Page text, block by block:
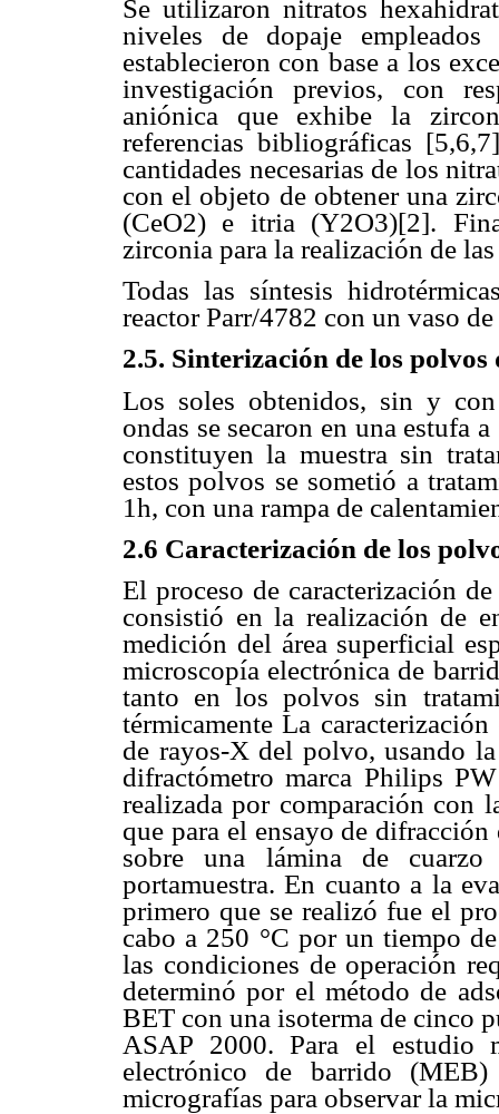
Se utilizaron nitratos
niveles de dopaje
establecieron con base a los
investigación previos, con
aniónica que exhibe la
referencias bibliográficas
cantidades necesarias de los
con el objeto de obtener una
(CeO2) e itria (Y2O3)[2].
zirconia para la realización de
Todas las síntesis
reactor Parr/4782 con un vaso
2.5. Sinterización de los
Los soles obtenidos, sin y
ondas se secaron en una estufa
constituyen la muestra sin
estos polvos se sometió a
1h, con una rampa de
2.6 Caracterización de los
El proceso de caracterización
consistió en la realización de
medición del área superficial
microscopía electrónica de
tanto en los polvos sin
térmicamente La
de rayos-X del polvo, usando
difractómetro marca Philips
realizada por comparación con
que para el ensayo de
sobre una lámina de
portamuestra. En cuanto a la
primero que se realizó fue el
cabo a 250 °C por un tiempo
las condiciones de operación
determinó por el método de
BET con una isoterma de cinco
ASAP 2000. Para el estudio
electrónico de barrido
micrografías para observar la